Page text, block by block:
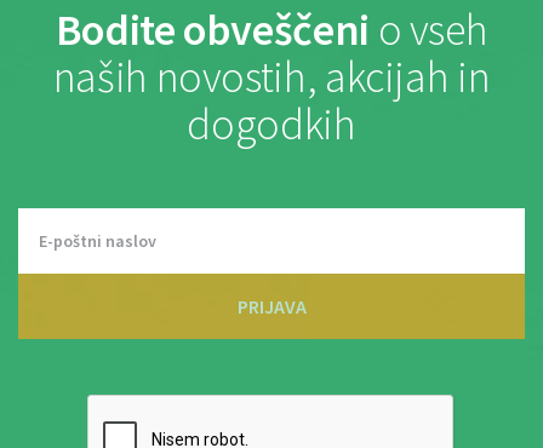
Bodite obveščeni o vseh
naših novostih, akcijah in
dogodkih
PRIJAVA